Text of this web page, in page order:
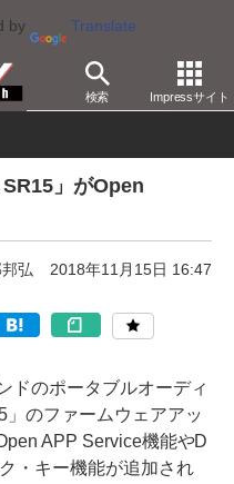
by Translate
検索 Impressサイト
オ Astell & Kern
」がOpen
弘 2018年11月15日 16:47
ドのポータブルオーディ
のファームウェアアッ
APP Service機能やD
・キー機能が追加され